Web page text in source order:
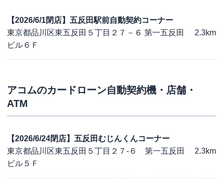
【2026/6/1閉店】五反田駅前自動契約コーナー
東京都品川区東五反田５丁目２７－６ 第一五反田
ビル６Ｆ
2.3km
アコムのカードローン自動契約機・店舗・
ATM
【2026/6/24閉店】五反田むじんくんコーナー
東京都品川区東五反田５丁目２７-６ 第一五反田
ビル５Ｆ
2.3km